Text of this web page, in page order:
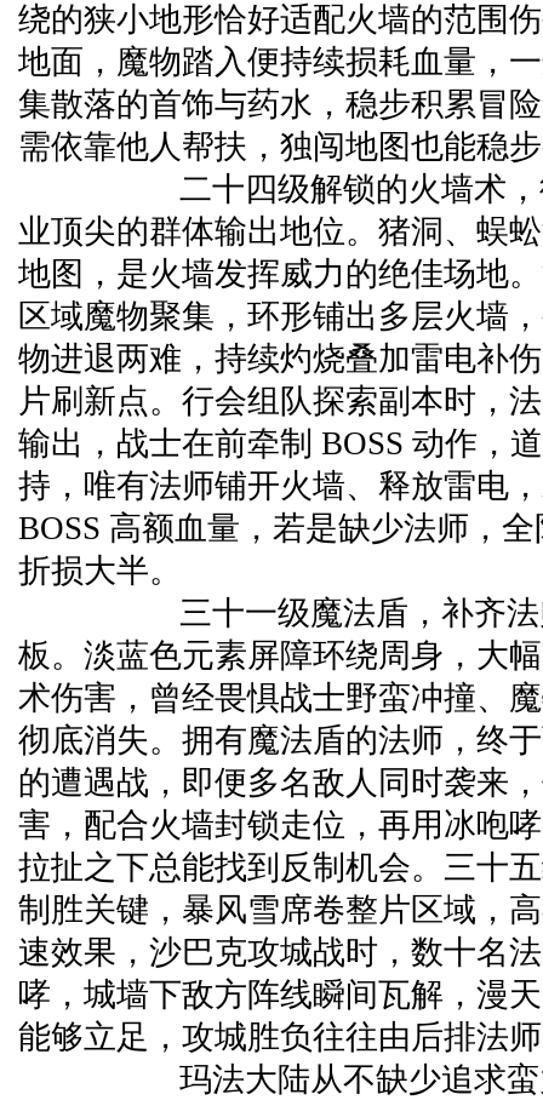
绕的狭小地形恰好适配火墙的范围
地面，魔物踏入便持续损耗血量，
集散落的首饰与药水，稳步积累冒
需依靠他人帮扶，独闯地图也能稳
二十四级解锁的火墙术，
业顶尖的群体输出地位。猪洞、蜈
地图，是火墙发挥威力的绝佳场地
区域魔物聚集，环形铺出多层火墙
物进退两难，持续灼烧叠加雷电补
片刷新点。行会组队探索副本时，
输出，战士在前牵制 BOSS 动作，
持，唯有法师铺开火墙、释放雷电
BOSS 高额血量，若是缺少法师，
折损大半。
三十一级魔法盾，补齐法
板。淡蓝色元素屏障环绕周身，大
术伤害，曾经畏惧战士野蛮冲撞、
彻底消失。拥有魔法盾的法师，终
的遭遇战，即便多名敌人同时袭来
害，配合火墙封锁走位，再用冰咆
拉扯之下总能找到反制机会。三十
制胜关键，暴风雪席卷整片区域，
速效果，沙巴克攻城战时，数十名
哮，城墙下敌方阵线瞬间瓦解，漫
能够立足，攻城胜负往往由后排法
玛法大陆从不缺少追求蛮